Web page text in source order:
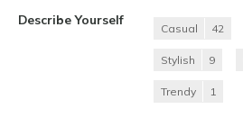
Describe Yourself
Casual 42
Stylish 9
Trendy 1